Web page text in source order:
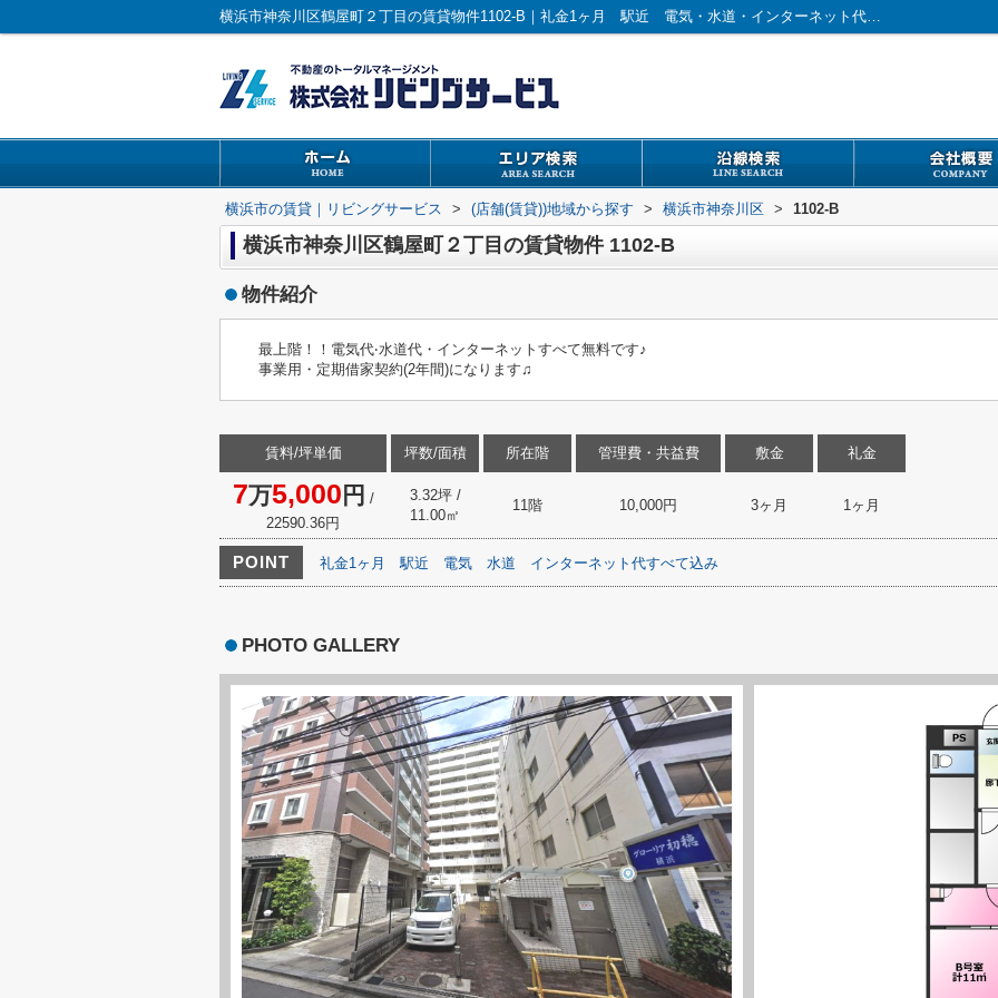
横浜市神奈川区鶴屋町２丁目の賃貸物件1102-B｜礼金1ヶ月 駅近 電気・水道・インターネット代すべて込み｜横浜市の賃貸｜リビングサービス
横浜市の賃貸｜リビングサービス > (店舗(賃貸))地域から探す > 横浜市神奈川区 > 1102-B
横浜市神奈川区鶴屋町２丁目の賃貸物件 1102-B
物件紹介
最上階！！電気代‧⽔道代・インターネットすべて無料です♪
事業⽤・定期借家契約(2年間)になります♫
賃料/坪単価
7万5,000 円 /
22590.36円
坪数/面積
3.32坪 /
11.00㎡
所在階
11階
管理費・共益費
10,000円
敷金
3ヶ月
礼金
1ヶ月
POINT 礼金1ヶ月 駅近 電気 水道 インターネット代すべて込み
PHOTO GALLERY